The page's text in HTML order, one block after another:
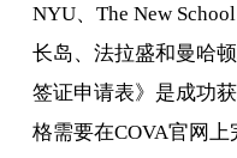
NYU、The New
长岛、法拉盛和曼哈
签证申请表》是成功
格需要在COVA官网